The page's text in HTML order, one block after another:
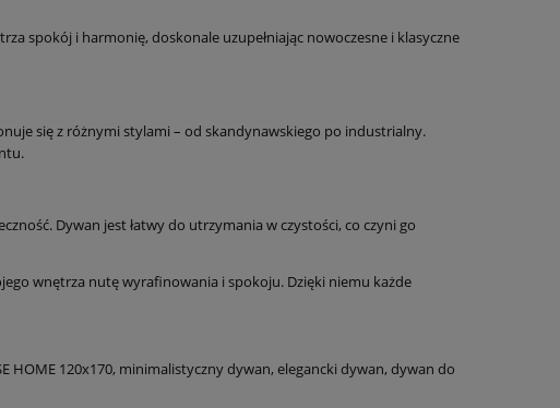
spokój i harmonię, doskonale uzupełniając nowoczesne i klasyczne
się z różnymi stylami – od skandynawskiego po industrialny.
Dywan jest łatwy do utrzymania w czystości, co czyni go
wnętrza nutę wyrafinowania i spokoju. Dzięki niemu każde
120x170, minimalistyczny dywan, elegancki dywan, dywan do